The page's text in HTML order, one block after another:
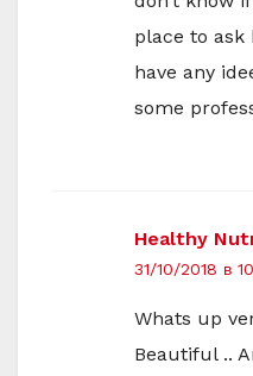
place to ask
have any
some
Healthy
31/10/2018 в
Whats up
Beautiful ..